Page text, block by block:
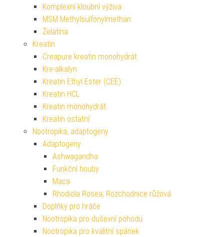
Komplexní kloubní výživa
MSM Methylsulfonylmethan
Želatina
Kreatin
Creapure kreatin monohydrát
Kre-alkalyn
Kreatin Ethyl Ester (CEE)
Kreatin HCL
Kreatin monohydrát
Kreatin ostatní
Nootropika, adaptogeny
Adaptogeny
Ashwagandha
Funkční houby
Maca
Rhodiola Rosea, Rozchodnice růžová
Doplňky pro hráče
Nootropika pro duševní pohodu
Nootropika pro kvalitní spánek